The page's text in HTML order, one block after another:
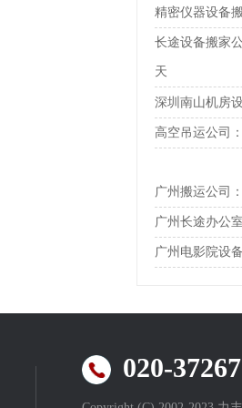
精密仪器设备
长途设备搬家
天
深圳南山机房
高空吊运公司
广州搬运公司
广州长途办公
广州电影院设
020-